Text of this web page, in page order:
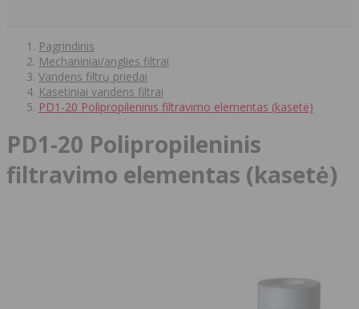
Pagrindinis
Mechaniniai/anglies filtrai
Vandens filtrų priedai
Kasetiniai vandens filtrai
PD1-20 Polipropileninis filtravimo elementas (kasetė)
PD1-20 Polipropileninis
filtravimo elementas (kasetė)